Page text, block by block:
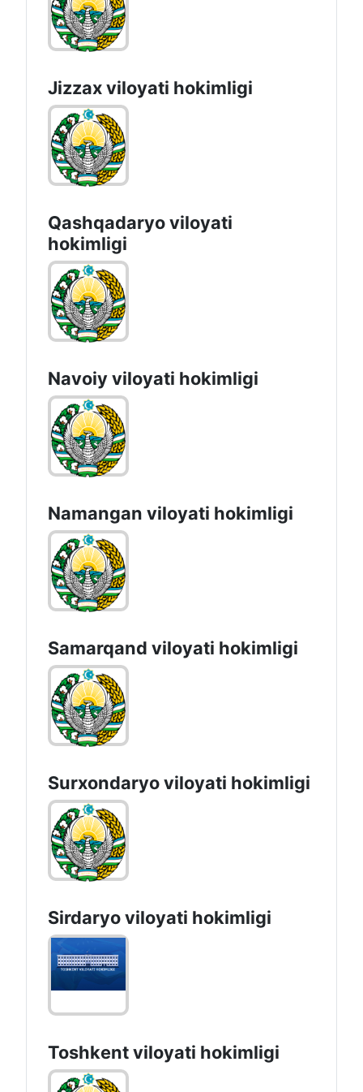
Jizzах vilоyati hоkimligi
Qashqadaryo viloyati
hоkimligi
Navoiy vilоyati hоkimligi
Namangan vilоyati hоkimligi
Samarqand viloyati hokimligi
Surxondaryo vilоyati hоkimligi
Sirdaryo vilоyati hоkimligi
Toshkent vilоyati hоkimligi